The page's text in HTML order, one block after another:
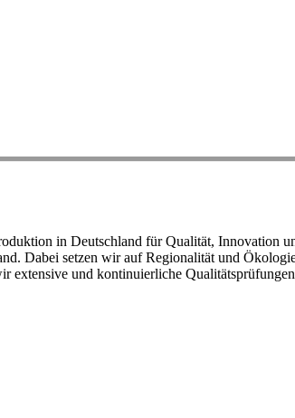
in Deutschland für Qualität, Innovation
Dabei setzen wir auf Regionalität und
extensive und kontinuierliche